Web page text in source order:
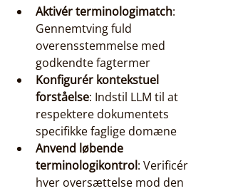
Aktivér terminologimatch:
Gennemtving fuld
overensstemmelse med
godkendte fagtermer
Konfigurér kontekstuel
forståelse: Indstil LLM til at
respektere dokumentets
specifikke faglige domæne
Anvend løbende
terminologikontrol: Verificér
hver oversættelse mod den